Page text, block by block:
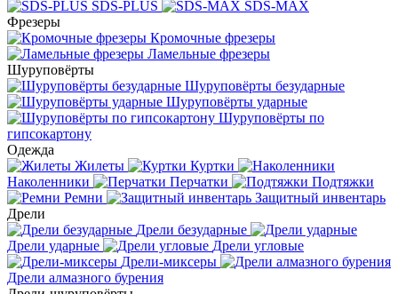
SDS-PLUS
SDS-MAX
Фрезеры
Кромочные фрезеры
Ламельные фрезеры
Шуруповёрты
Шуруповёрты безударные
Шуруповёрты ударные
Шуруповёрты по
гипсокартону
Одежда
Жилеты
Куртки
Наколенники
Перчатки
Подтяжки
Ремни
Защитный инвентарь
Дрели
Дрели безударные
Дрели ударные
Дрели угловые
Дрели-миксеры
Дрели алмазного бурения